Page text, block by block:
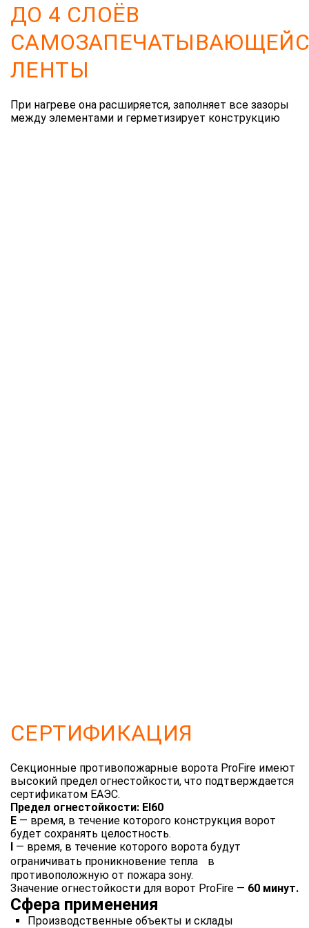
ДО 4 СЛОЁВ
ЛЕНТЫ
При нагреве она расширяется, заполняет все зазоры
между элементами и герметизирует конструкцию
СЕРТИФИКАЦИЯ
Секционные противопожарные ворота ProFire имеют
высокий предел огнестойкости, что подтверждается
сертификатом ЕАЭС.
Предел огнестойкости: EI60
E — время, в течение которого конструкция ворот
будет сохранять целостность.
I — время, в течение которого ворота будут
ограничивать проникновение тепла в
противоположную от пожара зону.
Значение огнестойкости для ворот ProFire — 60 минут.
Сфера применения
Производственные объекты и склады